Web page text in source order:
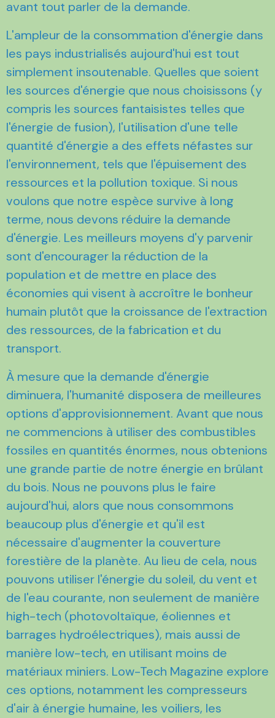
avant tout parler de la demande.
L'ampleur de la consommation d'énergie dans
les pays industrialisés aujourd'hui est tout
simplement insoutenable. Quelles que soient
les sources d'énergie que nous choisissons (y
compris les sources fantaisistes telles que
l'énergie de fusion), l'utilisation d'une telle
quantité d'énergie a des effets néfastes sur
l'environnement, tels que l'épuisement des
ressources et la pollution toxique. Si nous
voulons que notre espèce survive à long
terme, nous devons réduire la demande
d'énergie. Les meilleurs moyens d'y parvenir
sont d'encourager la réduction de la
population et de mettre en place des
économies qui visent à accroître le bonheur
humain plutôt que la croissance de l'extraction
des ressources, de la fabrication et du
transport.
À mesure que la demande d'énergie
diminuera, l'humanité disposera de meilleures
options d'approvisionnement. Avant que nous
ne commencions à utiliser des combustibles
fossiles en quantités énormes, nous obtenions
une grande partie de notre énergie en brûlant
du bois. Nous ne pouvons plus le faire
aujourd'hui, alors que nous consommons
beaucoup plus d'énergie et qu'il est
nécessaire d'augmenter la couverture
forestière de la planète. Au lieu de cela, nous
pouvons utiliser l'énergie du soleil, du vent et
de l'eau courante, non seulement de manière
high-tech (photovoltaïque, éoliennes et
barrages hydroélectriques), mais aussi de
manière low-tech, en utilisant moins de
matériaux miniers. Low-Tech Magazine explore
ces options, notamment les compresseurs
d'air à énergie humaine, les voiliers, les